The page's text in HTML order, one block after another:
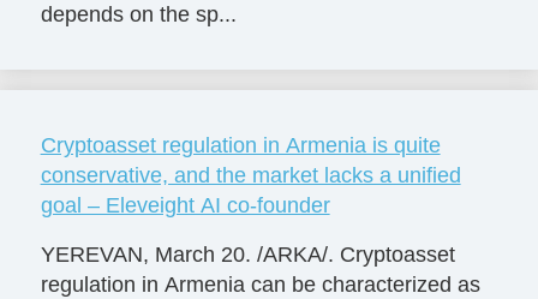
depends on the sp...
Cryptoasset regulation in Armenia is quite
conservative, and the market lacks a unified
goal – Eleveight AI co-founder
YEREVAN, March 20. /ARKA/. Cryptoasset
regulation in Armenia can be characterized as